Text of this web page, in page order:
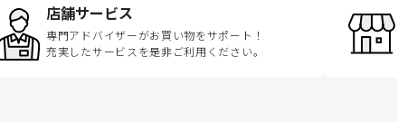
店舗サービス
専門アドバイザーがお買い物をサポート！
充実したサービスを是非ご利用ください。